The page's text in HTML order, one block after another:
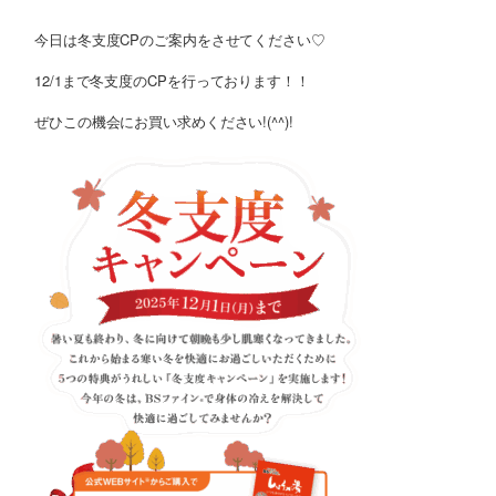
今日は冬支度CPのご案内をさせてください♡
12/1まで冬支度のCPを行っております！！
ぜひこの機会にお買い求めください!(^^)!